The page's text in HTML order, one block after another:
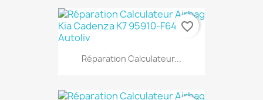
Réparation Calculateur...
favorite_border